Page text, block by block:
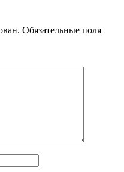
Обязательные поля